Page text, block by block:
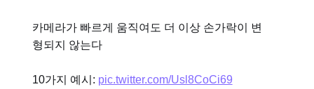
카메라가 빠르게 움직여도 더 이상 손가락이 변
형되지 않는다
10가지 예시: pic.twitter.com/Usl8CoCi69